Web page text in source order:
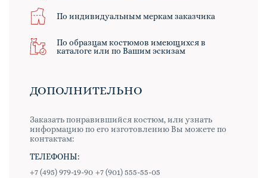
По индивидуальным меркам заказчика
По образцам костюмов имеющихся в
каталоге или по Вашим эскизам
ДОПОЛНИТЕЛЬНО
Заказать понравившийся костюм, или узнать
информацию по его изготовлению Вы можете по
контактам:
ТЕЛЕФОНЫ:
+7 (495) 979-19-90 +7 (901) 555-55-05